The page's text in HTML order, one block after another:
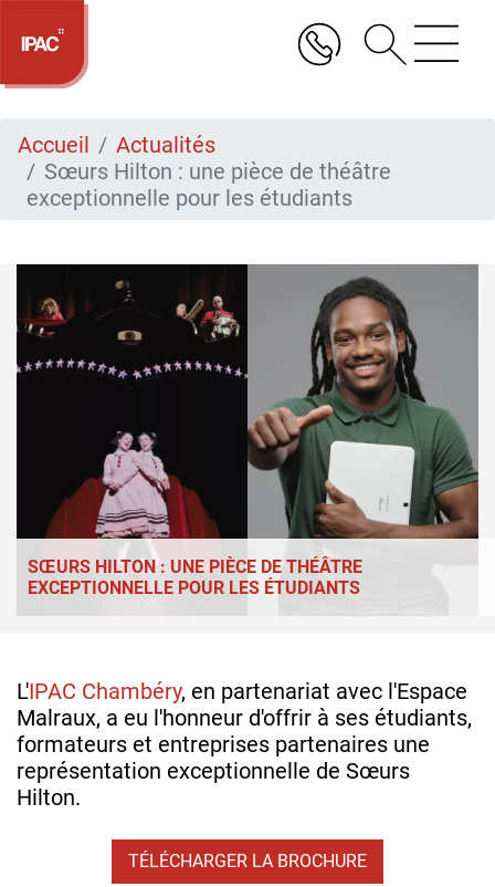
Aller
contenu
Accueil
Actualités
Sœurs Hilton : une pièce de théâtre
exceptionnelle pour les étudiants
SŒURS HILTON : UNE PIÈCE DE THÉÂTRE
EXCEPTIONNELLE POUR LES ÉTUDIANTS
L'IPAC Chambéry, en partenariat avec l'Espace
Malraux, a eu l'honneur d'offrir à ses étudiants,
formateurs et entreprises partenaires une
représentation exceptionnelle de Sœurs
Hilton.
TÉLÉCHARGER LA BROCHURE